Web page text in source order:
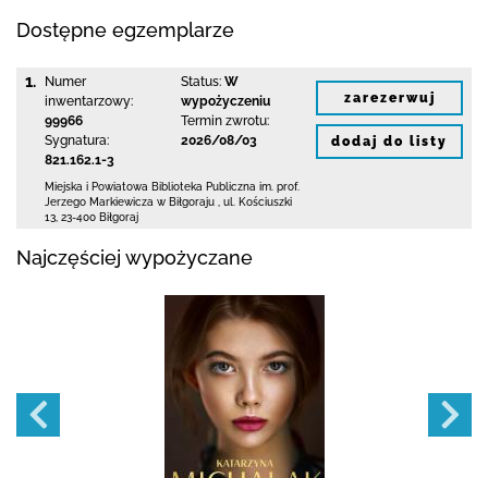
Dostępne egzemplarze
1.
Numer
inwentarzowy:
99966
Sygnatura:
821.162.1-3
Status: W
wypożyczeniu
Termin zwrotu:
2026/08/03
Miejska i Powiatowa Biblioteka Publiczna im. prof.
Jerzego Markiewicza w Biłgoraju
ul. Kościuszki
13 23-400 Biłgoraj
zarezerwuj
dodaj do listy
Najczęściej wypożyczane